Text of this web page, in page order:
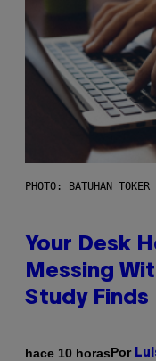
PHOTO: BATUHAN
Your Desk
Messing
Study Finds
hace 10 horasPor